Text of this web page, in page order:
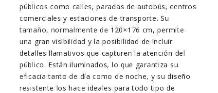
públicos como calles, paradas de autobús, centros
comerciales y estaciones de transporte. Su
tamaño, normalmente de 120×176 cm, permite
una gran visibilidad y la posibilidad de incluir
detalles llamativos que capturen la atención del
público. Están iluminados, lo que garantiza su
eficacia tanto de día como de noche, y su diseño
resistente los hace ideales para todo tipo de